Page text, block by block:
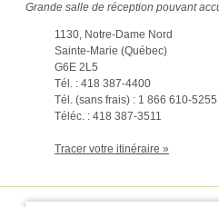
Grande salle de réception pouvant
1130, Notre-Dame Nord
Sainte-Marie (Québec)
G6E 2L5
Tél. : 418 387-4400
Tél. (sans frais) : 1 866 610-5255
Téléc. : 418 387-3511
Tracer votre itinéraire »